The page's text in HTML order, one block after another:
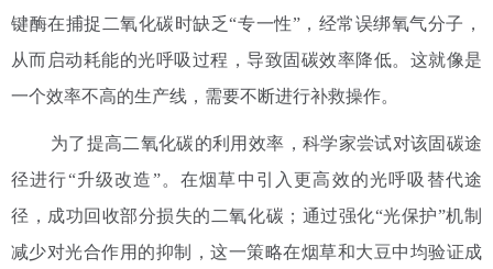
键酶在捕捉二氧化碳时缺乏“专一性”，经常误绑氧气分子，
从而启动耗能的光呼吸过程，导致固碳效率降低。这就像是
一个效率不高的生产线，需要不断进行补救操作。
为了提高二氧化碳的利用效率，科学家尝试对该固碳途
径进行“升级改造”。在烟草中引入更高效的光呼吸替代途
径，成功回收部分损失的二氧化碳；通过强化“光保护”机制
减少对光合作用的抑制，这一策略在烟草和大豆中均验证成